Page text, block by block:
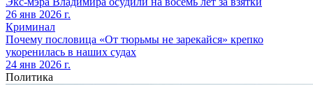
26 янв 2026 г.
Криминал
Почему пословица «От тюрьмы не зарекайся» крепко
укоренилась в наших судах
24 янв 2026 г.
Политика